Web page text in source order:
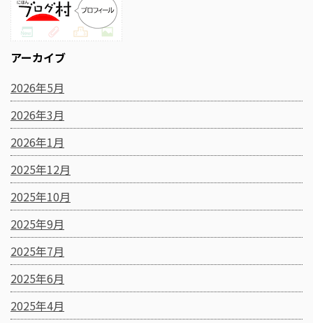
アーカイブ
2026年5月
2026年3月
2026年1月
2025年12月
2025年10月
2025年9月
2025年7月
2025年6月
2025年4月